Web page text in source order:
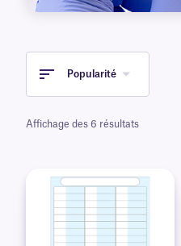
transfert thermique .
Popularité
Affichage des 6 résultats